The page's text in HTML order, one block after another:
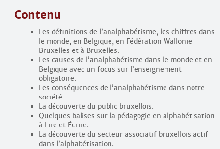
Contenu
Les définitions de l’analphabétisme, les chiffres dans
le monde, en Belgique, en Fédération Wallonie-
Bruxelles et à Bruxelles.
Les causes de l’analphabétisme dans le monde et en
Belgique avec un focus sur l’enseignement
obligatoire.
Les conséquences de l’analphabétisme dans notre
société.
La découverte du public bruxellois.
Quelques balises sur la pédagogie en alphabétisation
à Lire et Écrire.
La découverte du secteur associatif bruxellois actif
dans l’alphabétisation.